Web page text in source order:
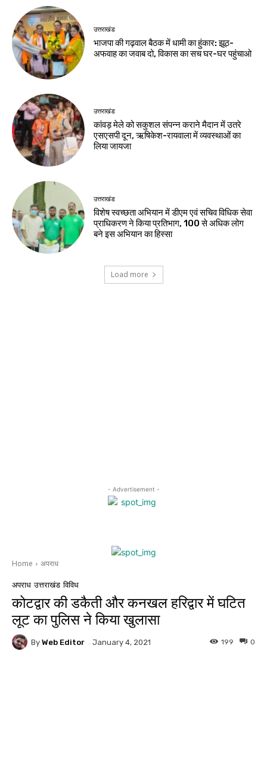
उत्तराखंड
भाजपा की गढ़वाल बैठक में धामी का हुंकार: झूठ-
अफवाह का जवाब दो, विकास का सच घर-घर पहुंचाओ
उत्तराखंड
कांवड़ मेले को सकुशल संपन्न कराने मैदान में उतरे
एसएसपी दून, ऋषिकेश-रायवाला में व्यवस्थाओं का
लिया जायजा
उत्तराखंड
विशेष स्वच्छता अभियान में डीएम एवं सचिव विधिक सेवा
प्राधिकरण ने किया प्रतिभाग, 100 से अधिक लोग
बने इस अभियान का हिस्सा
Load more
- Advertisement -